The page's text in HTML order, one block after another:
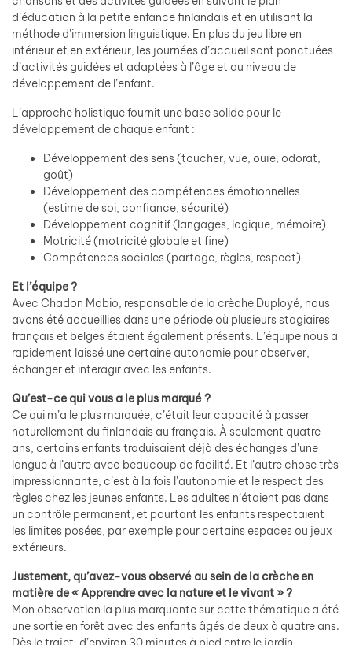
d’éducation à la petite enfance finlandais et en utilisant la
méthode d’immersion linguistique. En plus du jeu libre en
intérieur et en extérieur, les journées d’accueil sont ponctuées
d’activités guidées et adaptées à l’âge et au niveau de
développement de l’enfant.
L’approche holistique fournit une base solide pour le
développement de chaque enfant :
Développement des sens (toucher, vue, ouïe, odorat,
goût)
Développement des compétences émotionnelles
(estime de soi, confiance, sécurité)
Développement cognitif (langages, logique, mémoire)
Motricité (motricité globale et fine)
Compétences sociales (partage, règles, respect)
Et l’équipe ?
Avec Chadon Mobio, responsable de la crèche Duployé, nous
avons été accueillies dans une période où plusieurs stagiaires
français et belges étaient également présents. L’équipe nous a
rapidement laissé une certaine autonomie pour observer,
échanger et interagir avec les enfants.
Qu’est-ce qui vous a le plus marqué ?
Ce qui m’a le plus marquée, c’était leur capacité à passer
naturellement du finlandais au français. À seulement quatre
ans, certains enfants traduisaient déjà des échanges d’une
langue à l’autre avec beaucoup de facilité. Et l’autre chose très
impressionnante, c’est à la fois l’autonomie et le respect des
règles chez les jeunes enfants. Les adultes n’étaient pas dans
un contrôle permanent, et pourtant les enfants respectaient
les limites posées, par exemple pour certains espaces ou jeux
extérieurs.
Justement, qu’avez-vous observé au sein de la crèche en
matière de « Apprendre avec la nature et le vivant » ?
Mon observation la plus marquante sur cette thématique a été
une sortie en forêt avec des enfants âgés de deux à quatre ans.